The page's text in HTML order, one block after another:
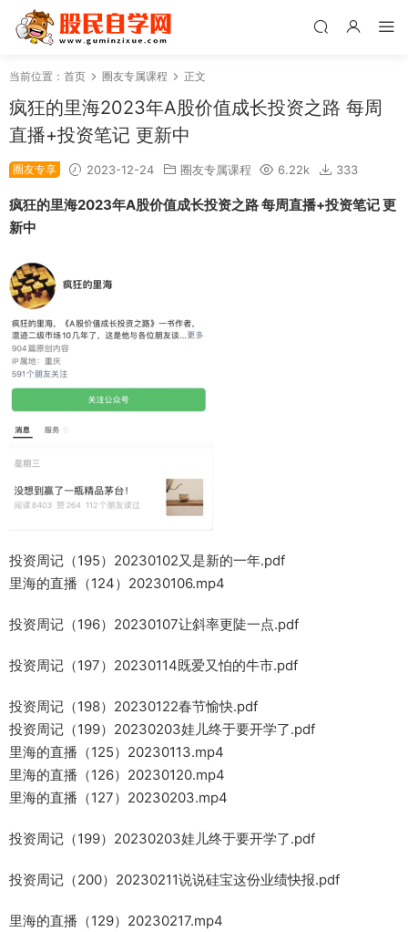
当前位置： 首页 圈友专属课程 正文
疯狂的里海2023年A股价值成长投资之路 每周
直播+投资笔记 更新中
圈友专享 2023-12-24 圈友专属课程 6.22k 333
疯狂的里海2023年A股价值成长投资之路 每周直播+投资笔记 更
新中
投资周记（195）20230102又是新的一年.pdf
里海的直播（124）20230106.mp4
投资周记（196）20230107让斜率更陡一点.pdf
投资周记（197）20230114既爱又怕的牛市.pdf
投资周记（198）20230122春节愉快.pdf
投资周记（199）20230203娃儿终于要开学了.pdf
里海的直播（125）20230113.mp4
里海的直播（126）20230120.mp4
里海的直播（127）20230203.mp4
投资周记（199）20230203娃儿终于要开学了.pdf
投资周记（200）20230211说说硅宝这份业绩快报.pdf
里海的直播（129）20230217.mp4